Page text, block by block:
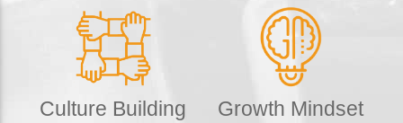
Culture Building Growth Mindset